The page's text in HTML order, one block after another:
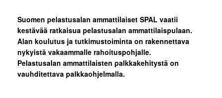
Suomen pelastusalan ammattilaiset SPAL vaatii
kestävää ratkaisua pelastusalan ammattilaispulaan.
Alan koulutus ja tutkimustoiminta on rakennettava
nykyistä vakaammalle rahoituspohjalle.
Pelastusalan ammattilaisten palkkakehitystä on
vauhditettava palkkaohjelmalla.